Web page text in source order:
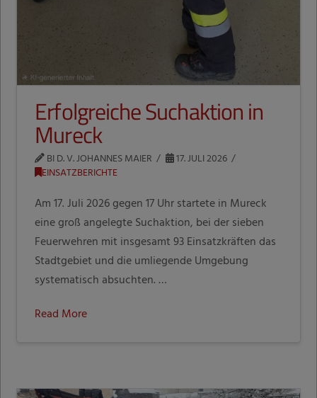
Erfolgreiche Suchaktion in
Mureck
BI D. V. JOHANNES MAIER
17. JULI 2026
EINSATZBERICHTE
Am 17. Juli 2026 gegen 17 Uhr startete in Mureck
eine groß angelegte Suchaktion, bei der sieben
Feuerwehren mit insgesamt 93 Einsatzkräften das
Stadtgebiet und die umliegende Umgebung
systematisch absuchten. …
Read More